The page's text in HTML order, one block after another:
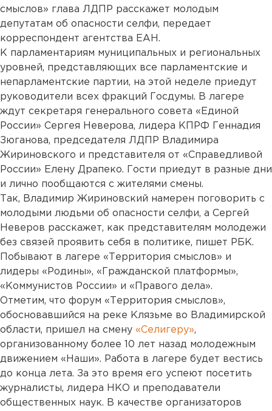
смыслов» глава ЛДПР расскажет молодым
депутатам об опасности селфи, передает
корреспондент агентства ЕАН.
К парламентариям муниципальных и региональных
уровней, представляющих все парламентские и
непарламентские партии, на этой неделе приедут
руководители всех фракций Госдумы. В лагере
ждут секретаря генерального совета «Единой
России» Сергея Неверова, лидера КПРФ Геннадия
Зюганова, председателя ЛДПР Владимира
Жириновского и представителя от «Справедливой
России» Елену Драпеко. Гости приедут в разные дни
и лично пообщаются с жителями смены.
Так, Владимир Жириновский намерен поговорить с
молодыми людьми об опасности селфи, а Сергей
Неверов расскажет, как представителям молодежи
без связей проявить себя в политике, пишет РБК.
Побывают в лагере «Территория смыслов» и
лидеры «Родины», «Гражданской платформы»,
«Коммунистов России» и «Правого дела».
Отметим, что форум «Территория смыслов»,
обосновавшийся на реке Клязьме во Владимирской
области, пришел на смену «Селигеру»,
организованному более 10 лет назад молодежным
движением «Наши». Работа в лагере будет вестись
до конца лета. За это время его успеют посетить
журналисты, лидера НКО и преподаватели
общественных наук. В качестве организаторов